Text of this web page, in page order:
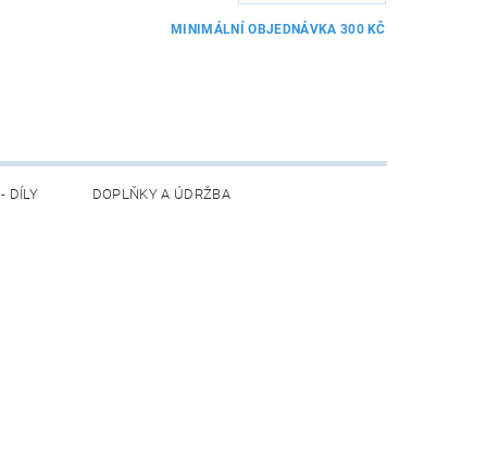
DÍLY DOPLŇKY A ÚDRŽBA